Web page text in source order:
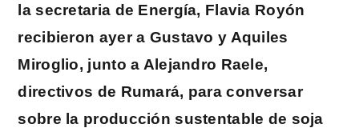
la secretaria de Energía, Flavia Royón
recibieron ayer a Gustavo y Aquiles
Miroglio, junto a Alejandro Raele,
directivos de Rumará, para conversar
sobre la producción sustentable de soja